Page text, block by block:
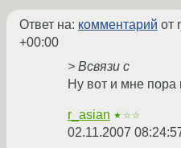
Ответ на: комментарий от
+00:00
> Всвязи с
Ну вот и мне пора
r_asian ★☆☆
02.11.2007